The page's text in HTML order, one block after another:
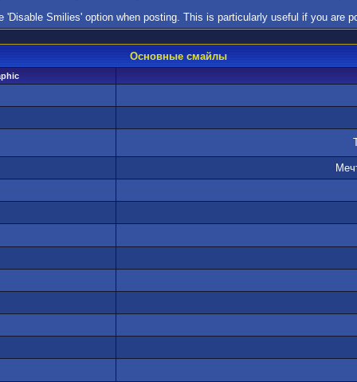
Smilies' option when posting. This is particularly useful if you are
Основные смайлы